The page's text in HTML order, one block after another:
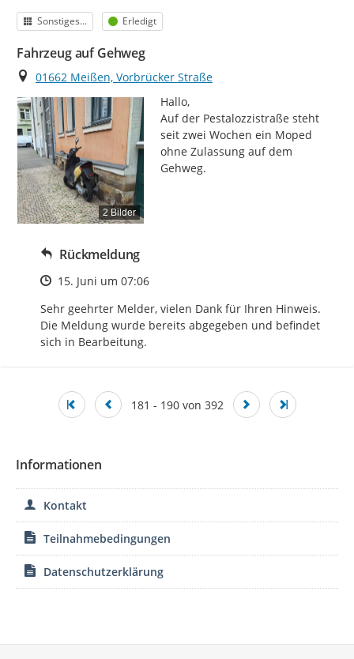
Kategorie
Sonstiges... Status
Erledigt
Fahrzeug auf Gehweg
Ort
01662 Meißen, Vorbrücker Straße
2 Bilder
Hallo,
Auf der Pestalozzistraße steht
seit zwei Wochen ein Moped
ohne Zulassung auf dem
Gehweg.
Rückmeldung
Zeitpunkt des Erstellens
15. Juni um 07:06
Sehr geehrter Melder, vielen Dank für Ihren Hinweis.
Die Meldung wurde bereits abgegeben und befindet
sich in Bearbeitung.
181 - 190 von 392
Informationen
Kontakt
Teilnahmebedingungen
Datenschutzerklärung